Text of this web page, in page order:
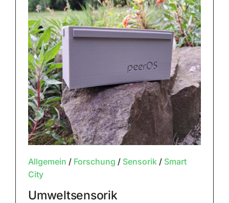
Allgemein / Forschung / Sensorik/ Smart
City
Umweltsensorik